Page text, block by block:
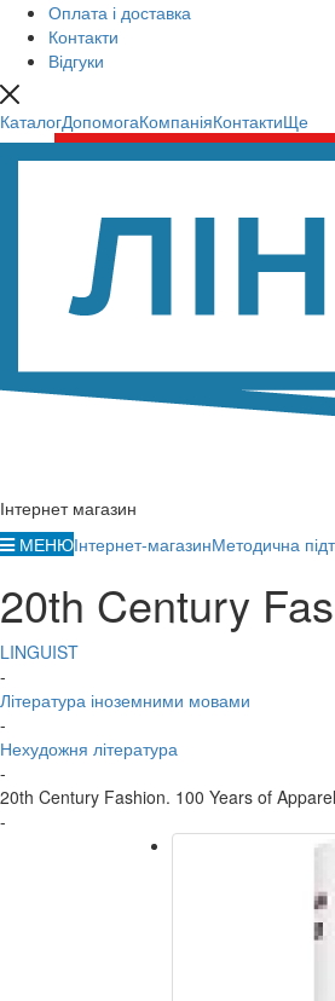
Оплата і доставка
Контакти
Відгуки
КаталогДопомогаКомпаніяКонтактиЩе
Інтернет магазин
МЕНЮІнтернет-магазинМетодична
20th Century
LINGUIST
-
Література іноземними мовами
-
Нехудожня література
-
20th Century Fashion. 100 Years of
-